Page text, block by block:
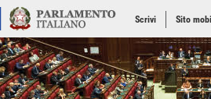
Scrivi Sito